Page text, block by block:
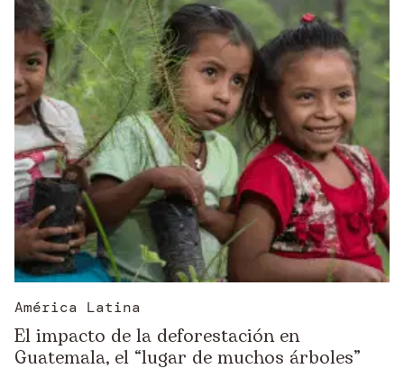
América Latina
El impacto de la deforestación en
Guatemala, el “lugar de muchos árboles”